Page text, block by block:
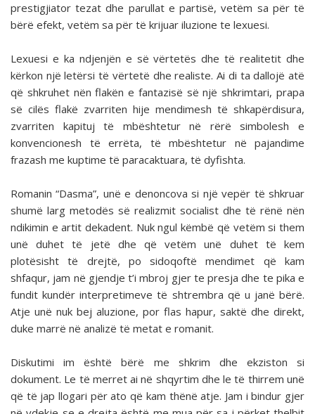
prestigjiator tezat dhe parullat e partisë, vetëm sa për të
bërë efekt, vetëm sa për të krijuar iluzione te lexuesi.
Lexuesi e ka ndjenjën e së vërtetës dhe të realitetit dhe
kërkon një letërsi të vërtetë dhe realiste. Ai di ta dallojë atë
që shkruhet nën flakën e fantazisë së një shkrimtari, prapa
së cilës flakë zvarriten hije mendimesh të shkapërdisura,
zvarriten kapituj të mbështetur në rërë simbolesh e
konvencionesh të errëta, të mbështetur në pajandime
frazash me kuptime të paracaktuara, të dyfishta.
Romanin “Dasma”, unë e denoncova si një vepër të shkruar
shumë larg metodës së realizmit socialist dhe të rënë nën
ndikimin e artit dekadent. Nuk ngul këmbë që vetëm si them
unë duhet të jetë dhe që vetëm unë duhet të kem
plotësisht të drejtë, po sidoqoftë mendimet që kam
shfaqur, jam në gjendje t’i mbroj gjer te presja dhe te pika e
fundit kundër interpretimeve të shtrembra që u janë bërë.
Atje unë nuk bej aluzione, por flas hapur, saktë dhe direkt,
duke marrë në analizë të metat e romanit.
Diskutimi im është bërë me shkrim dhe ekziston si
dokument. Le të merret ai në shqyrtim dhe le të thirrem unë
që të jap llogari për ato që kam thënë atje. Jam i bindur gjer